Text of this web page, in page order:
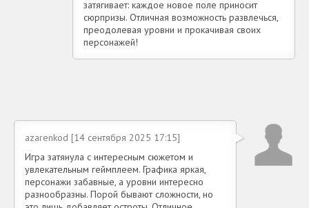
затягивает: каждое новое поле приносит
сюрпризы. Отличная возможность развлечься,
преодолевая уровни и прокачивая своих
персонажей!
azarenkod [14 сентября 2025 17:15]
Игра затянула с интересным сюжетом и
увлекательным геймплеем. Графика яркая,
персонажи забавные, а уровни интересно
разнообразны. Порой бывают сложности, но